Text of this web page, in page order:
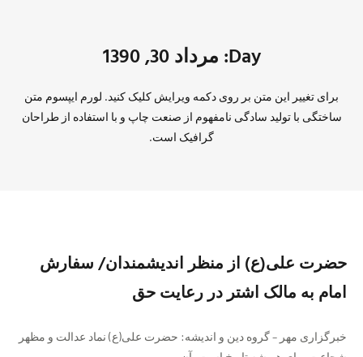
Day: مرداد 30, 1390
برای تغییر این متن بر روی دکمه ویرایش کلیک کنید. لورم ایپسوم متن
ساختگی با تولید سادگی نامفهوم از صنعت چاپ و با استفاده از طراحان
گرافیک است.
‌حضرت علی(ع) از منظر اندیشمندان/ سفارش
امام به مالک اشتر در رعایت حق
خبرگزاری مهر – گروه دین و اندیشه:‌ حضرت علی(ع) نماد عدالت و مظهر